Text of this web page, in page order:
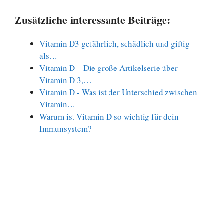
Zusätzliche interessante Beiträge:
Vitamin D3 gefährlich, schädlich und giftig
als…
Vitamin D – Die große Artikelserie über
Vitamin D 3,…
Vitamin D - Was ist der Unterschied zwischen
Vitamin…
Warum ist Vitamin D so wichtig für dein
Immunsystem?